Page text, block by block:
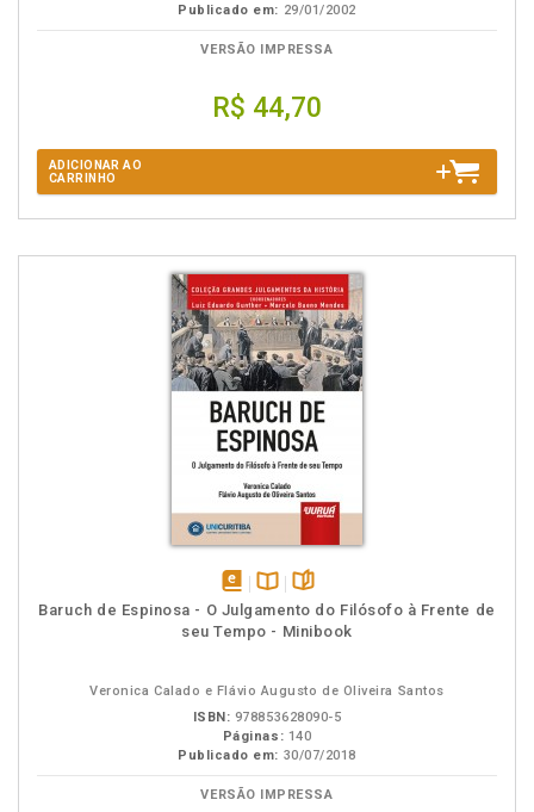
Publicado em: 29/01/2002
VERSÃO IMPRESSA
R$ 44,70
ADICIONAR AO
CARRINHO
disponível
em
Disponível
na
páginas
Baruch de Espinosa - O Julgamento do Filósofo à Frente de
seu Tempo - Minibook
Veronica Calado e Flávio Augusto de Oliveira Santos
ISBN: 978853628090-5
Páginas: 140
Publicado em: 30/07/2018
VERSÃO IMPRESSA